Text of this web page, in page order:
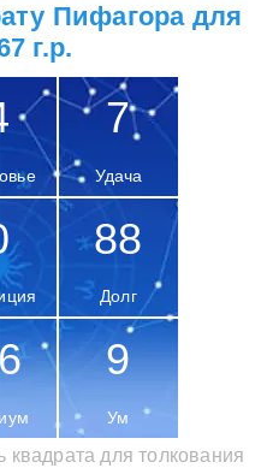
Пифагора для
г.р.
7
Удача
88
Долг
9
Ум
для толкования